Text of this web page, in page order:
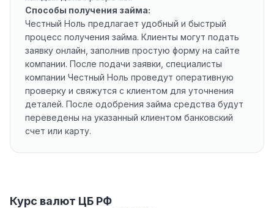
Способы получения займа:
Честный Ноль предлагает удобный и быстрый
процесс получения займа. Клиенты могут подать
заявку онлайн, заполнив простую форму на сайте
компании. После подачи заявки, специалисты
компании Честный Ноль проведут оперативную
проверку и свяжутся с клиентом для уточнения
деталей. После одобрения займа средства будут
переведены на указанный клиентом банковский
счет или карту.
Курс валют ЦБ РФ